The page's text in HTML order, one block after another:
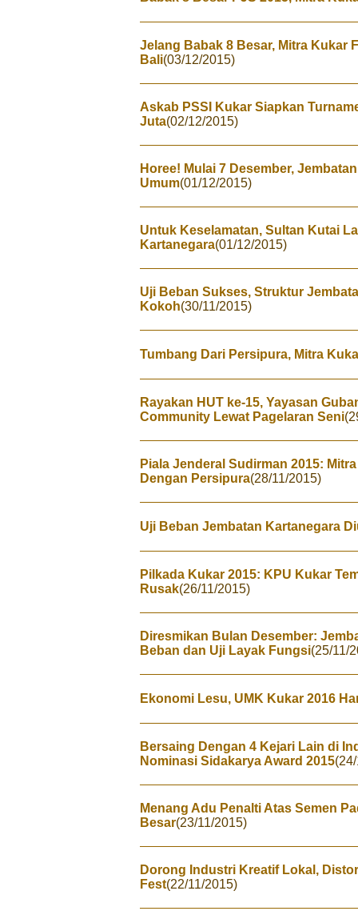
Jelang Babak 8 Besar, Mitra Kukar
Bali(03/12/2015)
Askab PSSI Kukar Siapkan
Juta(02/12/2015)
Horee! Mulai 7 Desember,
Umum(01/12/2015)
Untuk Keselamatan, Sultan Kutai
Kartanegara(01/12/2015)
Uji Beban Sukses, Struktur
Kokoh(30/11/2015)
Tumbang Dari Persipura, Mitra
Rayakan HUT ke-15, Yayasan
Community Lewat Pagelaran Seni
Piala Jenderal Sudirman 2015:
Dengan Persipura(28/11/2015)
Uji Beban Jembatan Kartanegara
Pilkada Kukar 2015: KPU Kukar
Rusak(26/11/2015)
Diresmikan Bulan Desember:
Beban dan Uji Layak Fungsi(25/11/
Ekonomi Lesu, UMK Kukar 2016
Bersaing Dengan 4 Kejari Lain di
Nominasi Sidakarya Award 2015
Menang Adu Penalti Atas Semen
Besar(23/11/2015)
Dorong Industri Kreatif Lokal,
Fest(22/11/2015)